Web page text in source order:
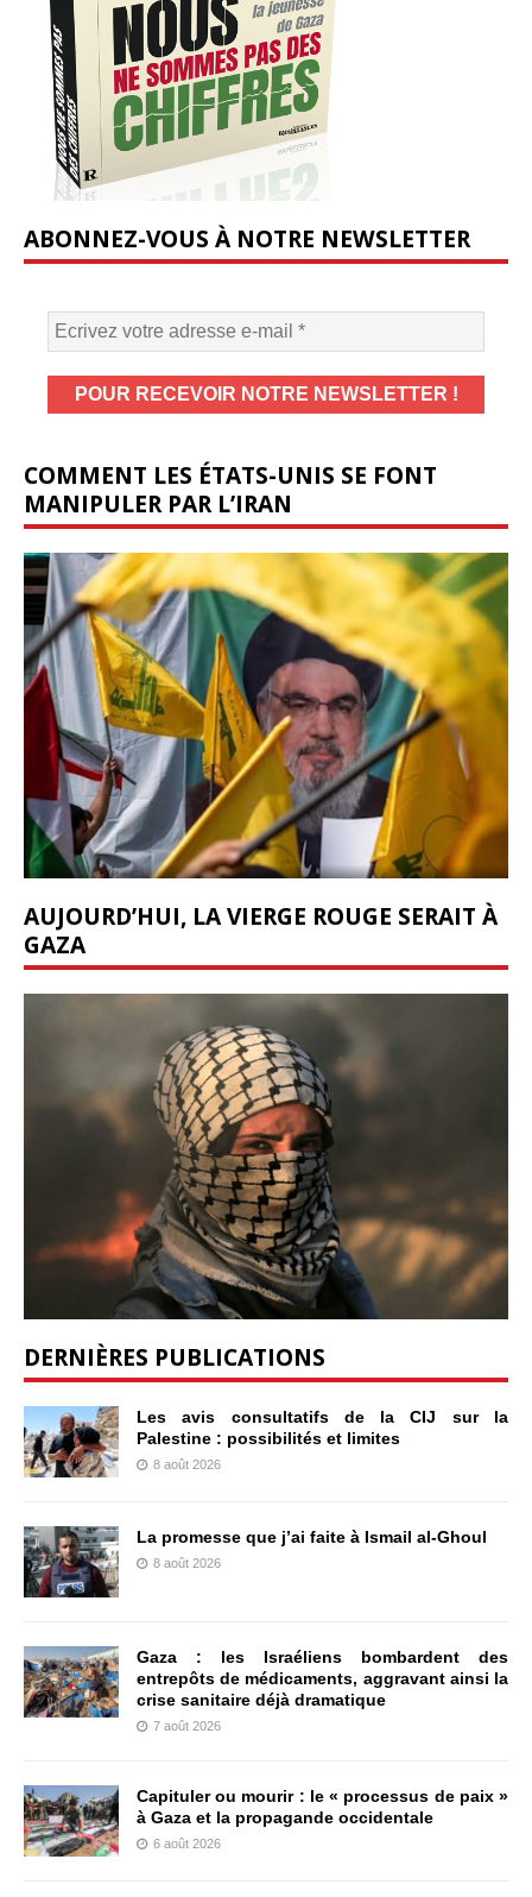
ABONNEZ-VOUS À NOTRE NEWSLETTER
COMMENT LES ÉTATS-UNIS SE FONT
MANIPULER PAR L’IRAN
AUJOURD’HUI, LA VIERGE ROUGE SERAIT À
GAZA
DERNIÈRES PUBLICATIONS
Les avis consultatifs de la CIJ sur la
Palestine : possibilités et limites
8 août 2026
La promesse que j’ai faite à Ismail al-Ghoul
8 août 2026
Gaza : les Israéliens bombardent des
entrepôts de médicaments, aggravant ainsi la
crise sanitaire déjà dramatique
7 août 2026
Capituler ou mourir : le « processus de paix »
à Gaza et la propagande occidentale
6 août 2026